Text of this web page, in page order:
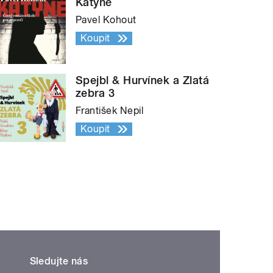
Pavel Kohout
Koupit
Spejbl & Hurvínek a Zlatá
zebra 3
František Nepil
Koupit
Sledujte nás